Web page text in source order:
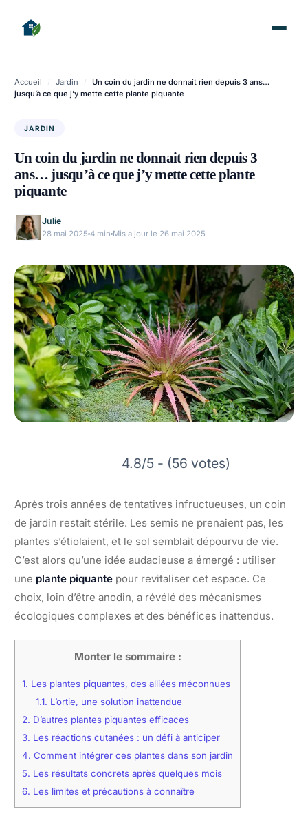
Accueil / Jardin /
Un coin du jardin ne donnait rien depuis 3 ans…
jusqu’à ce que j’y mette cette plante piquante
JARDIN
Un coin du jardin ne donnait rien depuis 3
ans… jusqu’à ce que j’y mette cette plante
piquante
Julie
28 mai 2025 4 min Mis a jour le 26 mai 2025
4.8/5 - (56 votes)
Après trois années de tentatives infructueuses, un coin
de jardin restait stérile. Les semis ne prenaient pas, les
plantes s’étiolaient, et le sol semblait dépourvu de vie.
C’est alors qu’une idée audacieuse a émergé : utiliser
une plante piquante pour revitaliser cet espace. Ce
choix, loin d’être anodin, a révélé des mécanismes
écologiques complexes et des bénéfices inattendus.
Monter le sommaire :
1. Les plantes piquantes, des alliées méconnues
1.1. L’ortie, une solution inattendue
2. D’autres plantes piquantes efficaces
3. Les réactions cutanées : un défi à anticiper
4. Comment intégrer ces plantes dans son jardin
5. Les résultats concrets après quelques mois
6. Les limites et précautions à connaître